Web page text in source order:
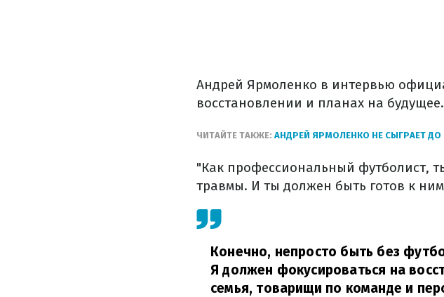
Андрей Ярмоленко в интервью
восстановлении и планах на будущее.
ЧИТАЙТЕ ТАКЖЕ: АНДРЕЙ ЯРМОЛЕНКО НЕ СЫГРАЕТ ДО
"Как профессиональный футболист,
травмы. И ты должен быть готов к
Конечно, непросто быть без
Я должен фокусироваться на
семья, товарищи по команде и